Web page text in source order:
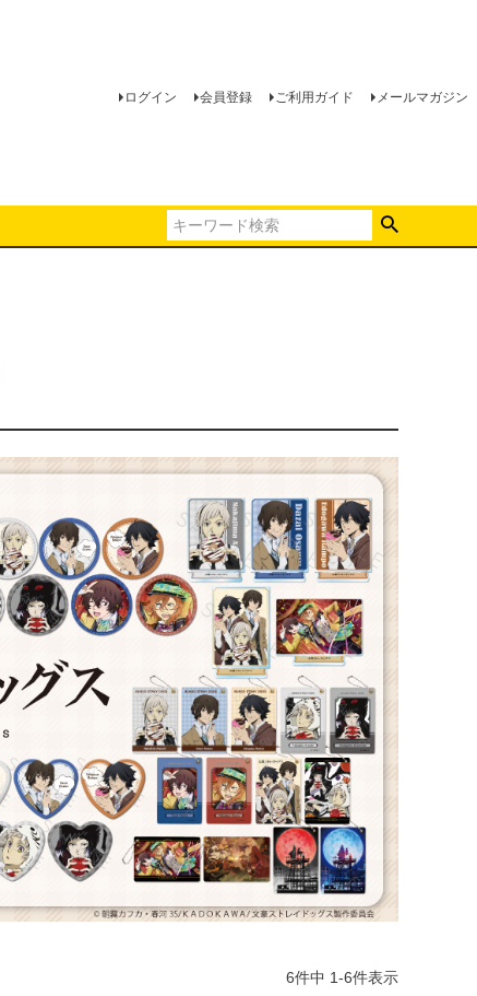
ログイン 会員登録 ご利用ガイド メールマガジン
6件中 1-6件表示